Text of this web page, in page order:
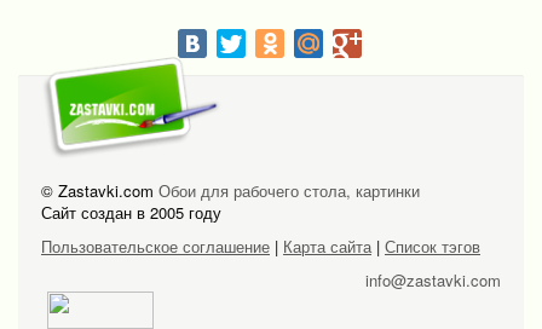
© Zastavki.com Обои для рабочего стола, картинки
Сайт создан в 2005 году
Пользовательское соглашение | Карта сайта| Список тэгов
info@zastavki.com